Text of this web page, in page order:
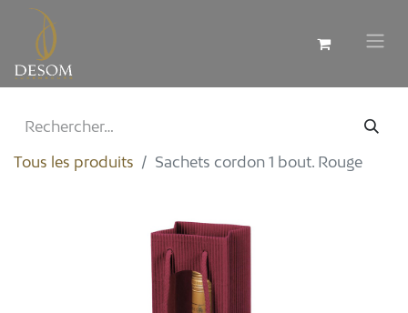
Tous les produits Sachets cordon 1 bout. Rouge